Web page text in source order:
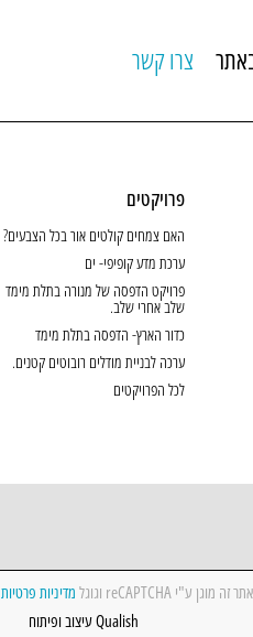
צרו קשר
פרויקטים
האם צמחים קולטים אור בכל הצבעים?
ערכת מדע קופיפי- ים
פרויקט הדפסה של מנורה בתלת מימד
שלב אחרי שלב.
כדור הארץ- הדפסה בתלת מימד
ערכה לבניית מודלים רובוטים קטנים.
לכל הפרויקטים
אתר זה מוגן ע"י reCAPTCHA וגוגל מדיניות פרטיות
Qualish עיצוב ופיתוח